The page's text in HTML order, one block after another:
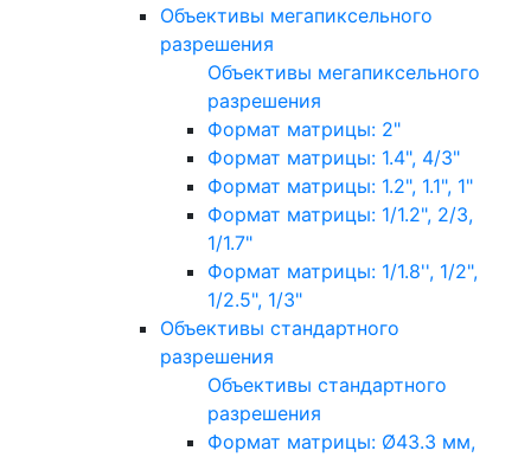
Объективы мегапиксельного
разрешения
Объективы мегапиксельного
разрешения
Формат матрицы: 2"
Формат матрицы: 1.4", 4/3"
Формат матрицы: 1.2", 1.1", 1"
Формат матрицы: 1/1.2", 2/3,
1/1.7"
Формат матрицы: 1/1.8'', 1/2",
1/2.5", 1/3"
Объективы стандартного
разрешения
Объективы стандартного
разрешения
Формат матрицы: Ø43.3 мм,